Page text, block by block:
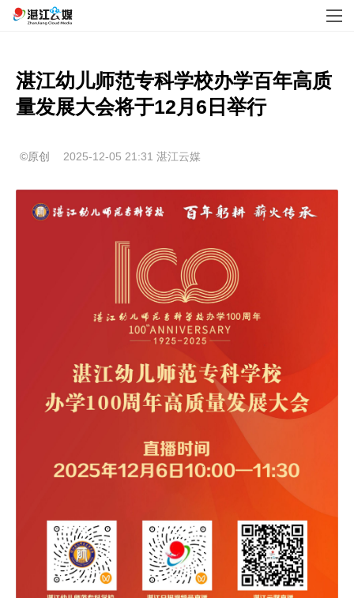
湛江幼儿师范专科学校办学百年高质
量发展大会将于12月6日举行
©原创 2025-12-05 21:31 湛江云媒